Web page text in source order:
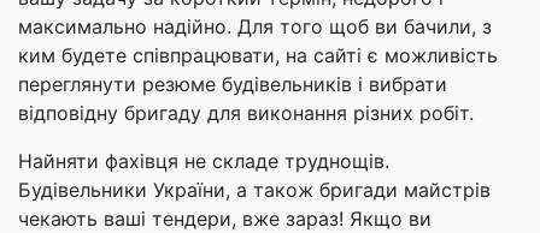
максимально надійно. Для того щоб ви бачили, з
ким будете співпрацювати, на сайті є можливість
переглянути резюме будівельників і вибрати
відповідну бригаду для виконання різних робіт.
Найняти фахівця не складе труднощів.
Будівельники України, а також бригади майстрів
чекають ваші тендери, вже зараз! Якщо ви